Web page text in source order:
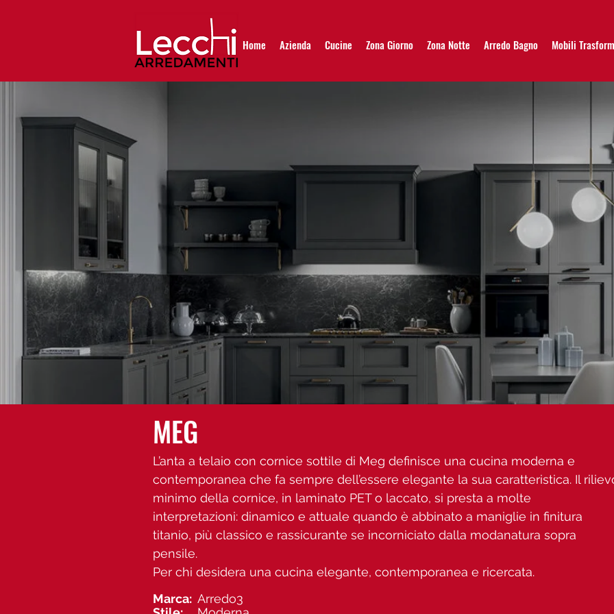
Home Azienda Cucine Zona Giorno Zona Notte Arredo Bagno Mobili
MEG
L’anta a telaio con cornice sottile di Meg definisce una cucina moderna e
contemporanea che fa sempre dell’essere elegante la sua caratteristica. Il
minimo della cornice, in laminato PET o laccato, si presta a molte
interpretazioni: dinamico e attuale quando è abbinato a maniglie in finitura
titanio, più classico e rassicurante se incorniciato dalla modanatura sopra
pensile.
Per chi desidera una cucina elegante, contemporanea e ricercata.
Marca: Arredo3